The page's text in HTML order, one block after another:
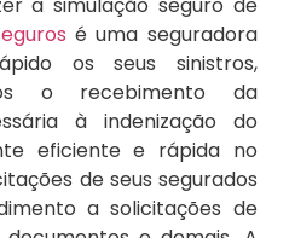
é uma seguradora
os seus sinistros,
o recebimento da
à indenização do
eficiente e rápida no
de seus segurados
a solicitações de